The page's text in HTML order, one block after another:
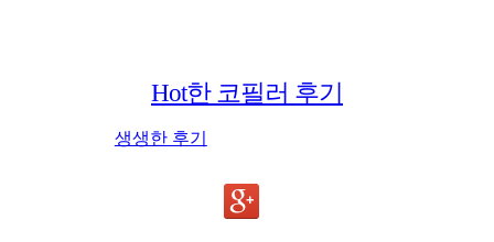
Hot한 코필러 후기
생생한 후기